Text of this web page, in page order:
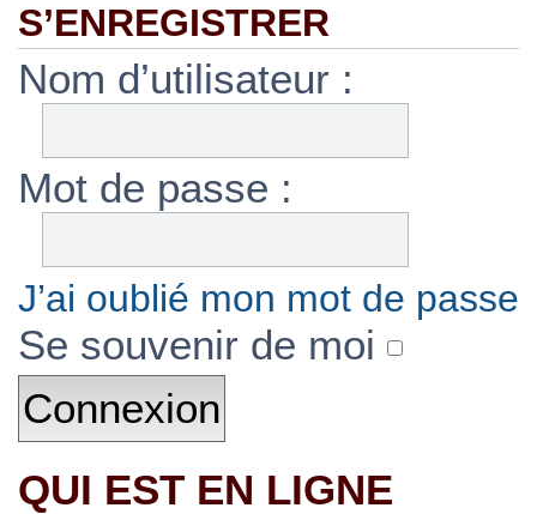
S’ENREGISTRER
Nom d’utilisateur :
Mot de passe :
J’ai oublié mon mot de passe
Se souvenir de moi
QUI EST EN LIGNE